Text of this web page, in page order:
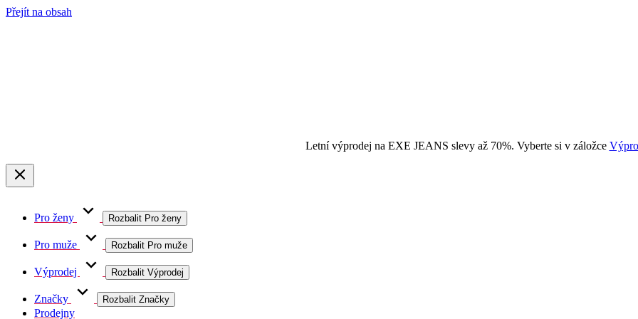
Přejít na obsah
Letní výprodej na EXE JEANS slevy až 70%. Vyberte si v záložce
Pro ženy Rozbalit Pro ženy
Pro muže Rozbalit Pro muže
Výprodej Rozbalit Výprodej
Značky Rozbalit Značky
Prodejny